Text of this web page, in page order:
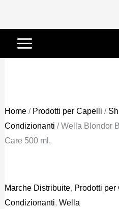
-31%
Home/ Prodotti per Capelli /
Condizionanti / Wella Blondor
Care 500 ml.
Marche Distribuite, Prodotti per
Condizionanti, Wella